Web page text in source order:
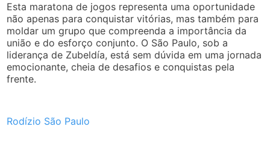
Esta maratona de jogos representa uma oportunidade
não apenas para conquistar vitórias, mas também para
moldar um grupo que compreenda a importância da
união e do esforço conjunto. O São Paulo, sob a
liderança de Zubeldía, está sem dúvida em uma jornada
emocionante, cheia de desafios e conquistas pela
frente.
Rodízio São Paulo